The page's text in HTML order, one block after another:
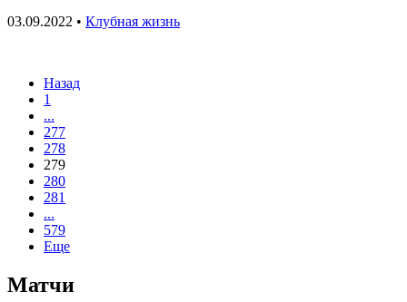
03.09.2022 • Клубная жизнь
Назад
1
...
277
278
279
280
281
...
579
Еще
Матчи